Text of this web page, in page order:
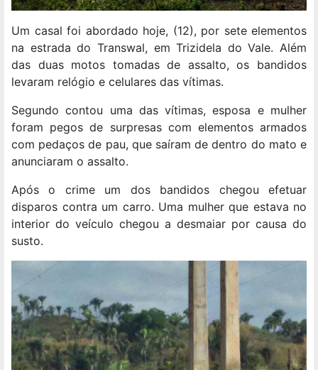
Um casal foi abordado hoje, (12), por sete elementos
na estrada do Transwal, em Trizidela do Vale. Além
das duas motos tomadas de assalto, os bandidos
levaram relógio e celulares das vítimas.
Segundo contou uma das vítimas, esposa e mulher
foram pegos de surpresas com elementos armados
com pedaços de pau, que saíram de dentro do mato e
anunciaram o assalto.
Após o crime um dos bandidos chegou efetuar
disparos contra um carro. Uma mulher que estava no
interior do veículo chegou a desmaiar por causa do
susto.